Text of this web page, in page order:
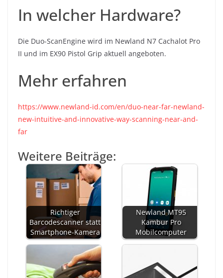
In welcher Hardware?
Die Duo-ScanEngine wird im Newland N7 Cachalot Pro
II und im EX90 Pistol Grip aktuell angeboten.
Mehr erfahren
https://www.newland-id.com/en/duo-near-far-newland-
new-intuitive-and-innovative-way-scanning-near-and-
far
Weitere Beiträge:
Richtiger
Barcodescanner statt
Smartphone-Kamera
Newland MT95
Kambur Pro
Mobilcomputer